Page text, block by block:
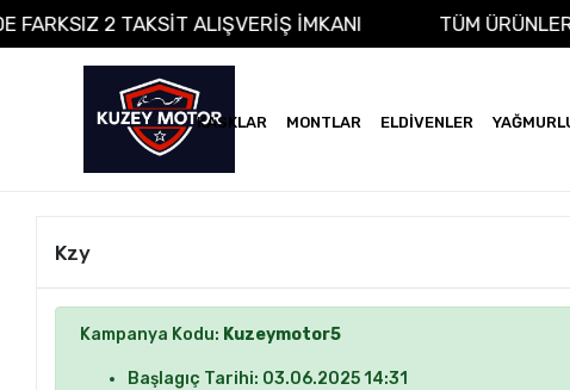
FARKSIZ 2 TAKSİT ALIŞVERİŞ İMKANI TÜM
KASKLAR MONTLAR ELDİVENLER
Kzy
Kampanya Kodu: Kuzeymotor5
Başlagıç Tarihi: 03.06.2025 14:31